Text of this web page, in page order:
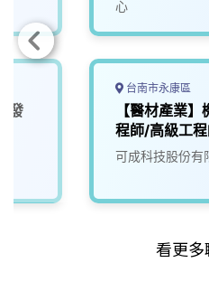
發
心
台南市永康區
【醫材產業
程師/高級工
可成科技股份有
看更